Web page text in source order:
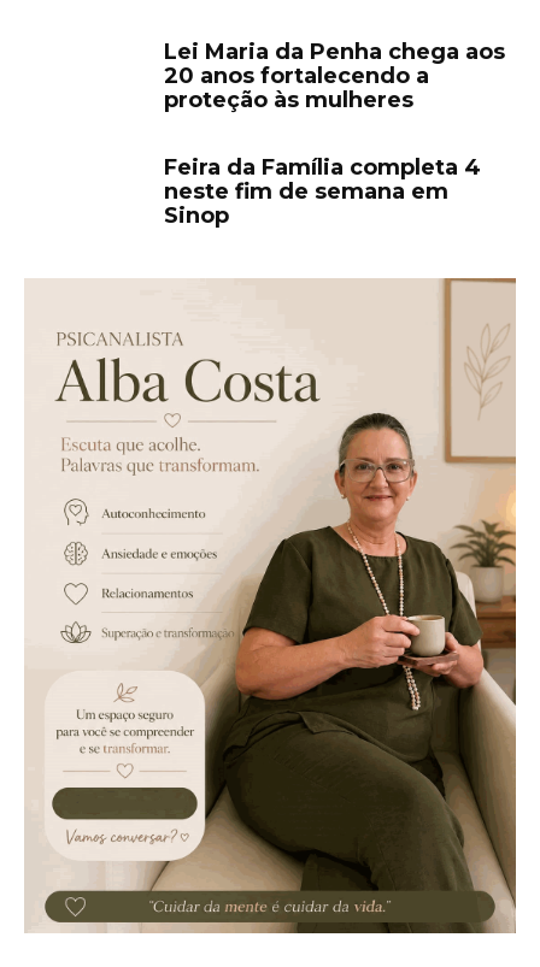
Lei Maria da Penha chega aos
20 anos fortalecendo a
proteção às mulheres
Feira da Família completa 4
neste fim de semana em
Sinop